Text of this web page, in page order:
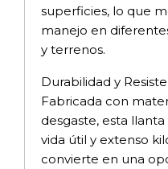
superficies, lo que
manejo en
y terrenos.
Durabilidad y
Fabricada con
desgaste, esta
vida útil y extenso
convierte en una